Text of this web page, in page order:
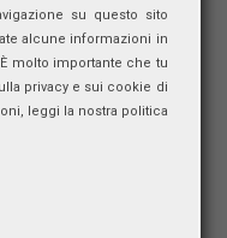
su questo sito
alcune informazioni in
. È molto importante che tu
privacy e sui cookie di
leggi la nostra politica